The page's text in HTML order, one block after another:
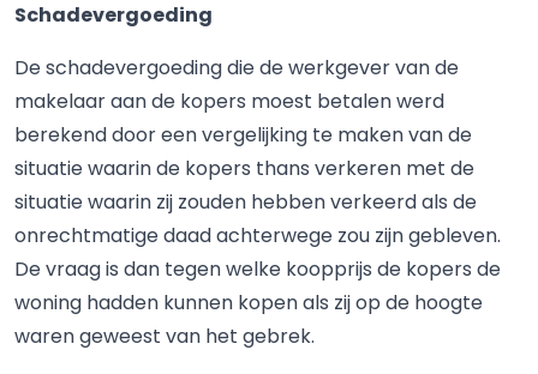
Schadevergoeding
De schadevergoeding die de werkgever van de
makelaar aan de kopers moest betalen werd
berekend door een vergelijking te maken van de
situatie waarin de kopers thans verkeren met de
situatie waarin zij zouden hebben verkeerd als de
onrechtmatige daad achterwege zou zijn gebleven.
De vraag is dan tegen welke koopprijs de kopers de
woning hadden kunnen kopen als zij op de hoogte
waren geweest van het gebrek.